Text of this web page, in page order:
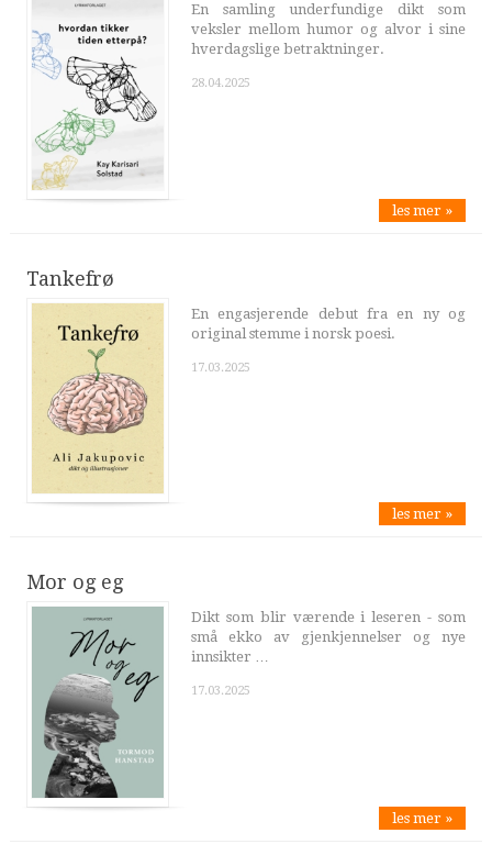
En samling underfundige dikt som
veksler mellom humor og alvor i sine
hverdagslige betraktninger.
28.04.2025
les mer »
Tankefrø
En engasjerende debut fra en ny og
original stemme i norsk poesi.
17.03.2025
les mer »
Mor og eg
Dikt som blir værende i leseren - som
små ekko av gjenkjennelser og nye
innsikter …
17.03.2025
les mer »